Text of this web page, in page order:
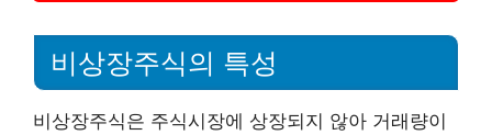
비상장주식의 특성
비상장주식은 주식시장에 상장되지 않아 거래량이